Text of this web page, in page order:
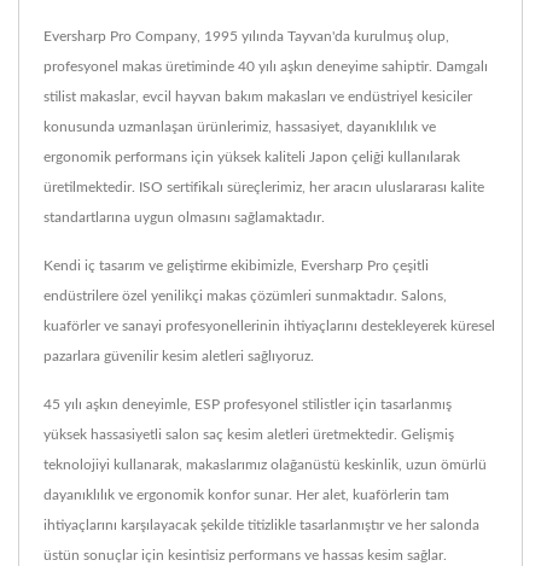
Eversharp Pro Company, 1995 yılında Tayvan'da kurulmuş olup,
profesyonel makas üretiminde 40 yılı aşkın deneyime sahiptir. Damgalı
stilist makaslar, evcil hayvan bakım makasları ve endüstriyel kesiciler
konusunda uzmanlaşan ürünlerimiz, hassasiyet, dayanıklılık ve
ergonomik performans için yüksek kaliteli Japon çeliği kullanılarak
üretilmektedir. ISO sertifikalı süreçlerimiz, her aracın uluslararası kalite
standartlarına uygun olmasını sağlamaktadır.
Kendi iç tasarım ve geliştirme ekibimizle, Eversharp Pro çeşitli
endüstrilere özel yenilikçi makas çözümleri sunmaktadır. Salons,
kuaförler ve sanayi profesyonellerinin ihtiyaçlarını destekleyerek küresel
pazarlara güvenilir kesim aletleri sağlıyoruz.
45 yılı aşkın deneyimle, ESP profesyonel stilistler için tasarlanmış
yüksek hassasiyetli salon saç kesim aletleri üretmektedir. Gelişmiş
teknolojiyi kullanarak, makaslarımız olağanüstü keskinlik, uzun ömürlü
dayanıklılık ve ergonomik konfor sunar. Her alet, kuaförlerin tam
ihtiyaçlarını karşılayacak şekilde titizlikle tasarlanmıştır ve her salonda
üstün sonuçlar için kesintisiz performans ve hassas kesim sağlar.